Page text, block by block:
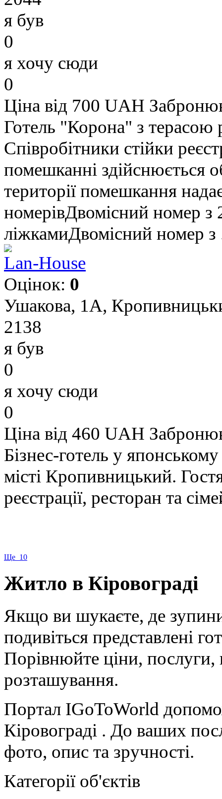
я був
0
я хочу сюди
0
Ціна від 700 UAH
Готель "Корона" з
Співробітники стійки
помешканні здійснюється
території помешкання
номерівДвомісний номер
ліжкамиДвомісний номер з
Lan-House
Оцінок: 0
Ушакова, 1А,
2138
я був
0
я хочу сюди
0
Ціна від 460 UAH
Бізнес-готель у
місті Кропивницький.
реєстрації, ресторан та
Ще 10
Житло в Кіровограді
Якщо ви шукаєте, де
подивіться представлені
Порівнюйте ціни, послуги,
розташування.
Портал IGoToWorld
Кіровограді . До ваших
фото, опис та зручності.
Категорії об'єктів